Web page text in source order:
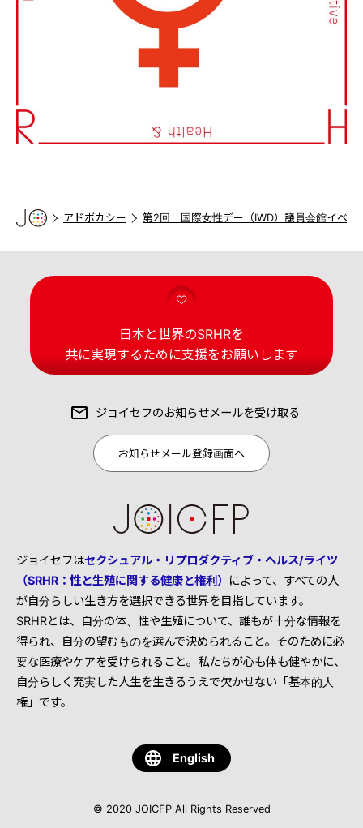
アドボカシー 第2回 国際女性デー（IWD）議員会館イベ
日本と世界のSRHRを
共に実現するために支援をお願いします
ジョイセフのお知らせメールを受け取る
お知らせメール登録画面へ
ジョイセフはセクシュアル・リプロダクティブ・ヘルス/ライツ
（SRHR：性と生殖に関する健康と権利）
によって、すべての人
が自分らしい生き方を選択できる世界を目指しています。
SRHRとは、自分の体、性や生殖について、誰もが十分な情報を
得られ、自分の望むものを選んで決められること。そのために必
要な医療やケアを受けられること。私たちが心も体も健やかに、
自分らしく充実した人生を生きるうえで欠かせない「基本的人
権」です。
English
© 2020 JOICFP All Rights Reserved